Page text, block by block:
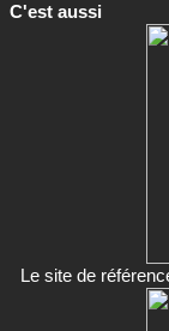
C'est aussi
Le site de